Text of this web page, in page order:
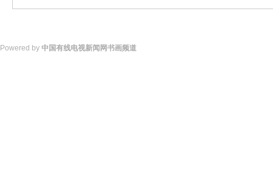
Powered by 中国有线电视新闻网书画频道